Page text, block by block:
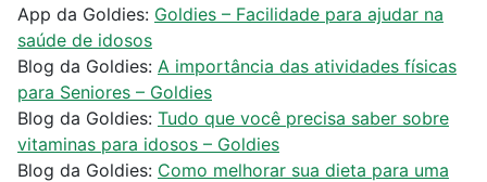
App da Goldies: Goldies – Facilidade para ajudar na
saúde de idosos
Blog da Goldies: A importância das atividades físicas
para Seniores – Goldies
Blog da Goldies: Tudo que você precisa saber sobre
vitaminas para idosos – Goldies
Blog da Goldies: Como melhorar sua dieta para uma